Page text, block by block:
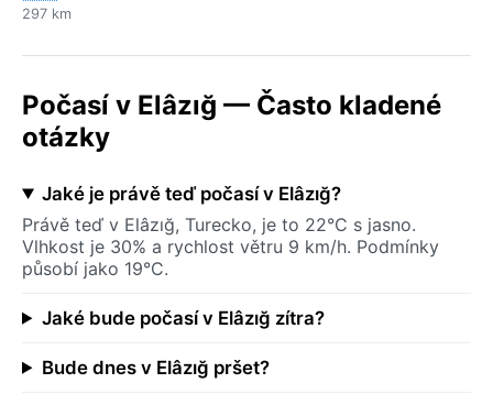
297 km
Počasí v Elâzığ — Často kladené
otázky
Jaké je právě teď počasí v Elâzığ?
Právě teď v Elâzığ, Turecko, je to 22°C s jasno.
Vlhkost je 30% a rychlost větru 9 km/h. Podmínky
působí jako 19°C.
Jaké bude počasí v Elâzığ zítra?
Bude dnes v Elâzığ pršet?